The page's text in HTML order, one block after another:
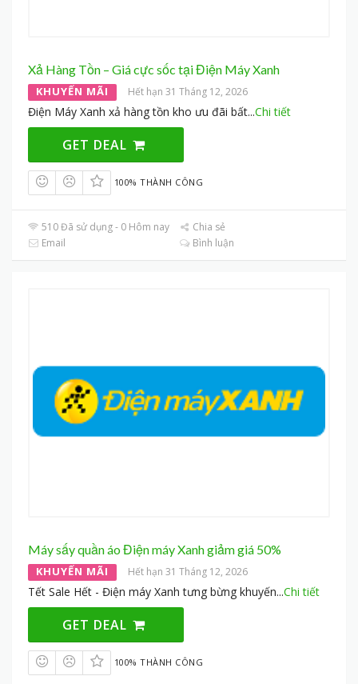
Xả Hàng Tồn – Giá cực sốc tại Điện Máy Xanh
KHUYẾN MÃI Hết hạn 31 Tháng 12, 2026
Điện Máy Xanh xả hàng tồn kho ưu đãi bất...Chi tiết
GET DEAL
100% THÀNH CÔNG
510 Đã sử dụng - 0 Hôm nay
Chia sẻ
Email
Bình luận
Máy sấy quần áo Điện máy Xanh giảm giá 50%
KHUYẾN MÃI Hết hạn 31 Tháng 12, 2026
Tết Sale Hết - Điện máy Xanh tưng bừng khuyến...Chi tiết
GET DEAL
100% THÀNH CÔNG